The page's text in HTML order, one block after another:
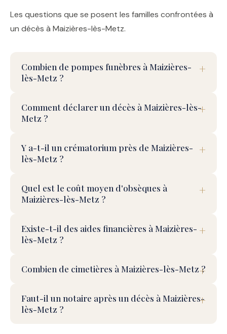
Les questions que se posent les familles confrontées à
un décès à Maizières-lès-Metz.
Combien de pompes funèbres à Maizières-
lès-Metz ?
Comment déclarer un décès à Maizières-lès-
Metz ?
Y a-t-il un crématorium près de Maizières-
lès-Metz ?
Quel est le coût moyen d'obsèques à
Maizières-lès-Metz ?
Existe-t-il des aides financières à Maizières-
lès-Metz ?
Combien de cimetières à Maizières-lès-Metz ?
Faut-il un notaire après un décès à Maizières-
lès-Metz ?